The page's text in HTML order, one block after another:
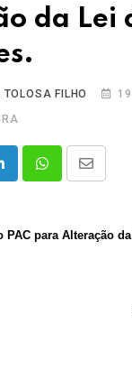
da Lei
TOLOSA FILHO
WhatsappShare
PAC para Alteração